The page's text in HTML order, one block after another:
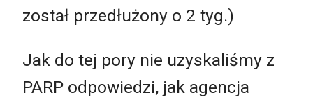
został przedłużony o 2 tyg.)
Jak do tej pory nie uzyskaliśmy z
PARP odpowiedzi, jak agencja